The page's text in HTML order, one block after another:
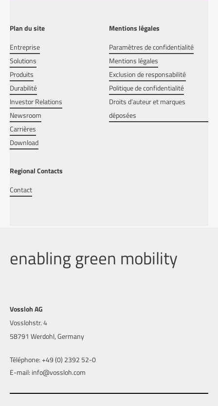
Plan du site
Entreprise
Solutions
Produits
Durabilité
Investor Relations
Newsroom
Carrières
Download
Mentions légales
Paramètres de confidentialité
Mentions légales
Exclusion de responsabilité
Politique de confidentialité
Droits d’auteur et marques
déposées
Regional Contacts
Contact
enabling green mobility
Vossloh AG
Vosslohstr. 4
58791 Werdohl, Germany
Téléphone: +49 (0) 2392 52-0
E-mail: info@vossloh.com